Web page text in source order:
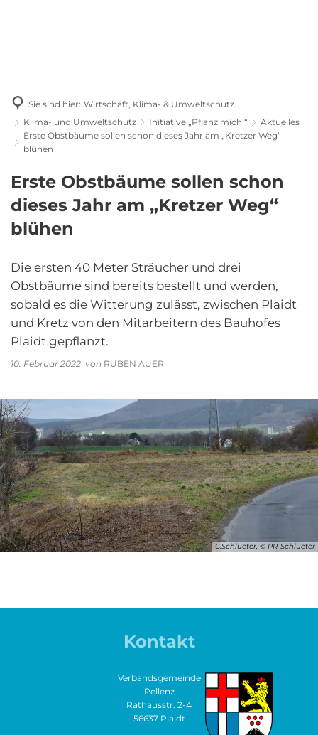
Sie sind hier: Wirtschaft, Klima- & Umweltschutz
Klima- und Umweltschutz
Initiative „Pflanz mich!“
Aktuelles
Erste Obstbäume sollen schon dieses Jahr am „Kretzer Weg“
blühen
Erste Obstbäume sollen schon
dieses Jahr am „Kretzer Weg“
blühen
Die ersten 40 Meter Sträucher und drei
Obstbäume sind bereits bestellt und werden,
sobald es die Witterung zulässt, zwischen Plaidt
und Kretz von den Mitarbeitern des Bauhofes
Plaidt gepflanzt.
10. Februar 2022 von RUBEN AUER
C.Schlueter, © PR-Schlueter
Kontakt
Verbandsgemeinde
Pellenz
Rathausstr. 2-4
56637 Plaidt